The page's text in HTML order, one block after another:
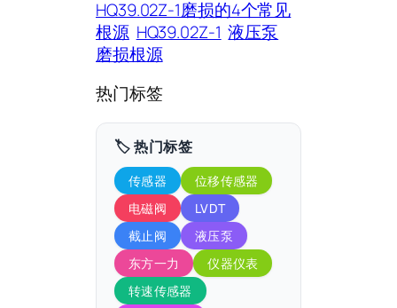
HQ39.02Z-1磨损的4个常见
根源 HQ39.02Z-1 液压泵
磨损根源
热门标签
🏷️ 热门标签
传感器
位移传感器
电磁阀
LVDT
截止阀
液压泵
东方一力
仪器仪表
转速传感器